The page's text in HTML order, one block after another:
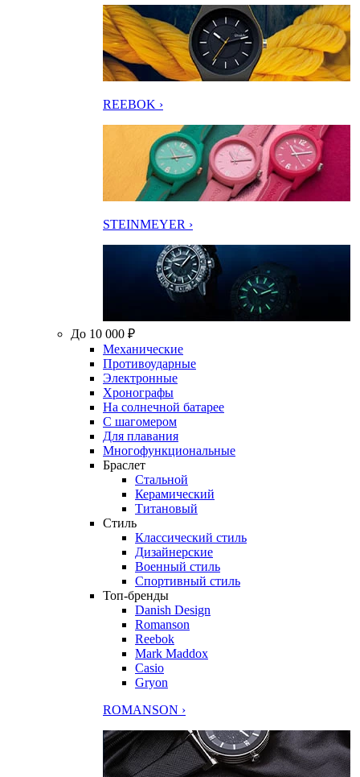
REEBOK ›
STEINMEYER ›
До 10 000 ₽
Механические
Противоударные
Электронные
Хронографы
На солнечной батарее
С шагомером
Для плавания
Многофункциональные
Браслет
Стальной
Керамический
Титановый
Стиль
Классический стиль
Дизайнерские
Военный стиль
Спортивный стиль
Топ-бренды
Danish Design
Romanson
Reebok
Mark Maddox
Casio
Gryon
ROMANSON ›